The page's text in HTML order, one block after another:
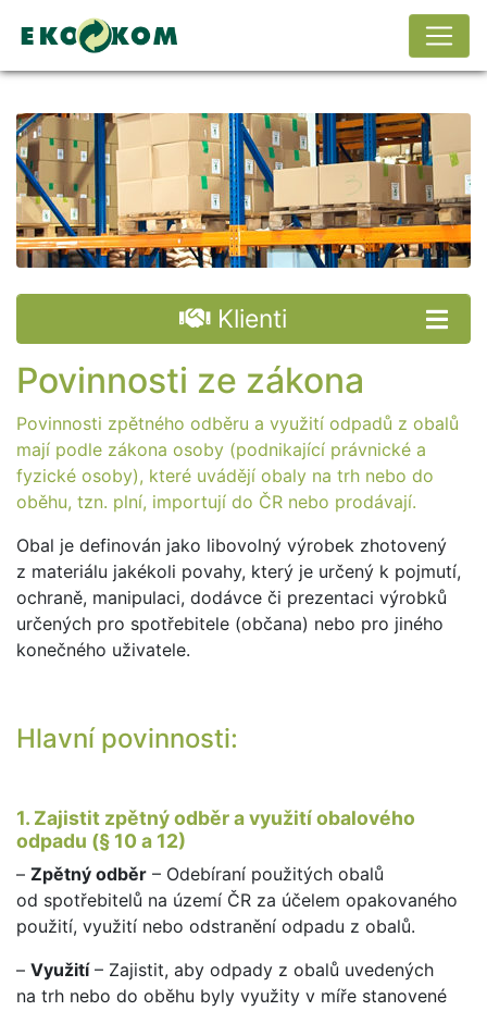
Klienti
Povinnosti ze zákona
Povinnosti zpětného odběru a využití odpadů z obalů
mají podle zákona osoby (podnikající právnické a
fyzické osoby), které uvádějí obaly na trh nebo do
oběhu, tzn. plní, importují do ČR nebo prodávají.
Obal je definován jako libovolný výrobek zhotovený
z materiálu jakékoli povahy, který je určený k pojmutí,
ochraně, manipulaci, dodávce či prezentaci výrobků
určených pro spotřebitele (občana) nebo pro jiného
konečného uživatele.
Hlavní povinnosti:
1. Zajistit zpětný odběr a využití obalového
odpadu (§ 10 a 12)
– Zpětný odběr – Odebíraní použitých obalů
od spotřebitelů na území ČR za účelem opakovaného
použití, využití nebo odstranění odpadu z obalů.
– Využití– Zajistit, aby odpady z obalů uvedených
na trh nebo do oběhu byly využity v míře stanovené